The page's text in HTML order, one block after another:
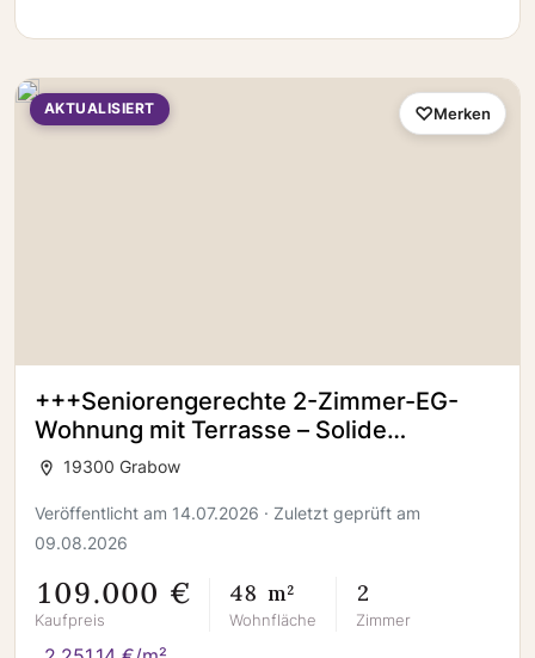
AKTUALISIERT
+++Seniorengerechte 2-Zimmer-EG-
Wohnung mit Terrasse – Solide
Kapitalanlage in Grabow+++
19300 Grabow
Veröffentlicht am 14.07.2026 · Zuletzt geprüft am
09.08.2026
109.000 €
Kaufpreis
48 m²
Wohnfläche
2
Zimmer
Merken